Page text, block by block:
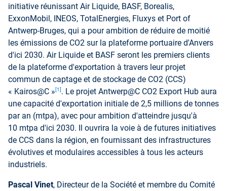
initiative réunissant Air Liquide, BASF, Borealis,
ExxonMobil, INEOS, TotalEnergies, Fluxys et Port of
Antwerp-Bruges, qui a pour ambition de réduire de moitié
les émissions de CO2 sur la plateforme portuaire d'Anvers
d'ici 2030. Air Liquide et BASF seront les premiers clients
de la plateforme d'exportation à travers leur projet
commun de captage et de stockage de CO2 (CCS)
« Kairos@C »[1] . Le projet Antwerp@C CO2 Export Hub aura
une capacité d'exportation initiale de 2,5 millions de tonnes
par an (mtpa), avec pour ambition d'atteindre jusqu'à
10 mtpa d'ici 2030. Il ouvrira la voie à de futures initiatives
de CCS dans la région, en fournissant des infrastructures
évolutives et modulaires accessibles à tous les acteurs
industriels.
Pascal Vinet, Directeur de la Société et membre du Comité